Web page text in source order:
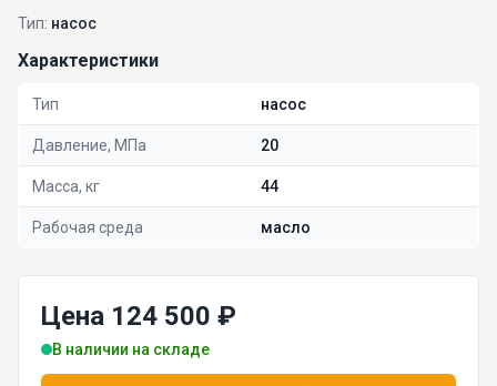
Тип: насос
Характеристики
Тип насос
Давление, МПа 20
Масса, кг 44
Рабочая среда масло
Цена 124 500 ₽
В наличии на складе